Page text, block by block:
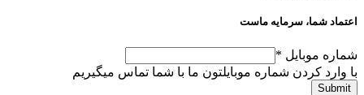
اعتماد شما، سرمایه ماست
شماره موبایل *
با وارد کردن شماره موبایلتون ما با شما تماس میگیریم
Submit